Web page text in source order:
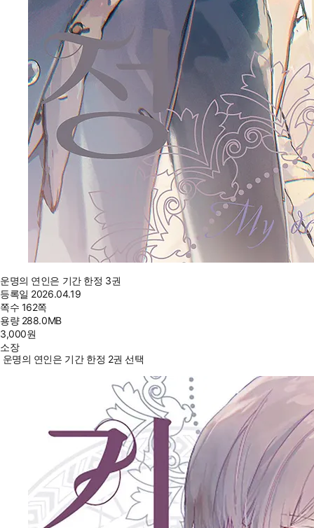
운명의 연인은 기간 한정 3권
등록일 2026.04.19
쪽수 162쪽
용량 288.0MB
3,000원
소장
운명의 연인은 기간 한정 2권 선택